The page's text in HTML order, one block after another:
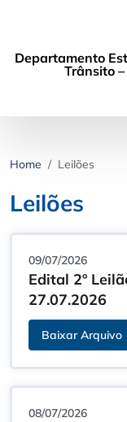
Departamento
Trânsito
Home Leilões
Leilões
09/07/2026
Edital 2º
27.07.2026
Baixar Arquivo
08/07/2026